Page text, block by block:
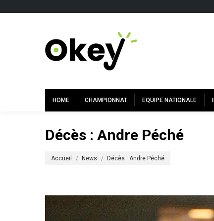
HOME CHAMPIONNAT EQUIPE NATIONALE
Décès : Andre Péché
Accueil News Décès : Andre Péché